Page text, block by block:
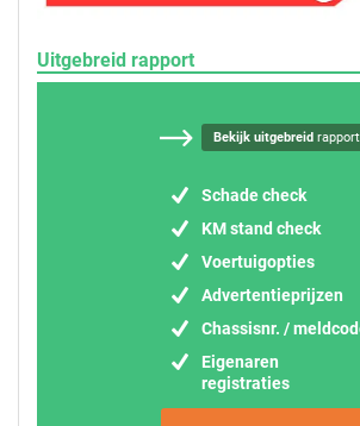
Uitgebreid rapport
Bekijk uitgebreid
Schade check
KM stand check
Voertuigopties
Advertentieprijzen
Chassisnr. /
Eigenaren
registraties